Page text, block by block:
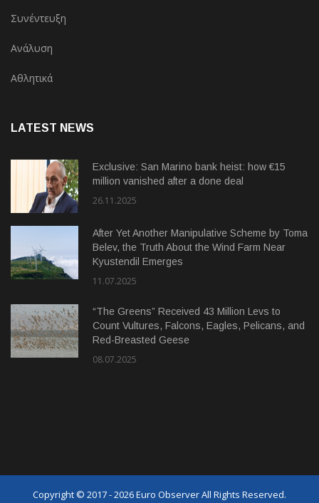
Συνέντευξη
Ανάλυση
Αθλητικά
LATEST NEWS
Exclusive: San Marino bank heist: how €15
million vanished after a done deal
26.11.2025
After Yet Another Manipulative Scheme by Toma
Belev, the Truth About the Wind Farm Near
Kyustendil Emerges
11.07.2025
“The Greens” Received 43 Million Levs to
Count Vultures, Falcons, Eagles, Pelicans, and
Red-Breasted Geese
08.07.2025
Copyright © 2017 - 2026 Euro Observer All Rights Reserved.